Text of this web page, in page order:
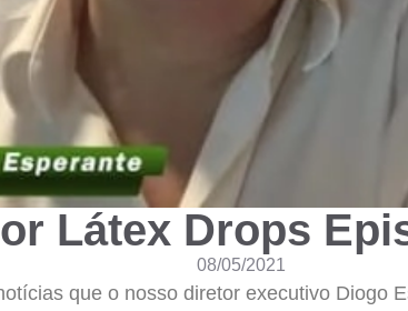
Látex Drops
08/05/2021
que o nosso diretor executivo Diogo